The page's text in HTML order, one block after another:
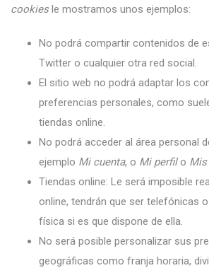
cookiesle mostramos unos ejemplos:
No podrá compartir contenidos de
Twitter o cualquier otra red social.
El sitio web no podrá adaptar los
preferencias personales, como
tiendas online.
No podrá acceder al área personal
ejemplo Mi cuenta, o Mi perfilo Mis
Tiendas online: Le será imposible
online, tendrán que ser telefónicas
física si es que dispone de ella.
No será posible personalizar sus
geográficas como franja horaria,